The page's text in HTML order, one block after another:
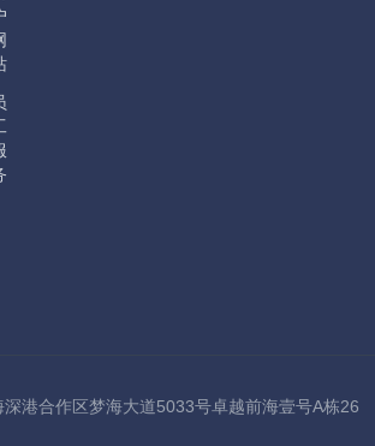
港合作区梦海大道5033号卓越前海壹号A栋26